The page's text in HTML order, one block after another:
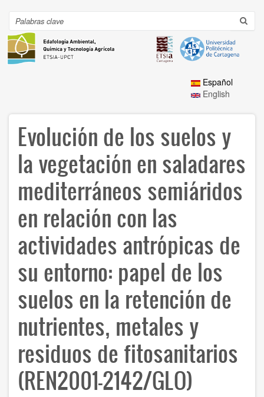
contenido
principal
Search
Español
English
Evolución de los suelos y
la vegetación en saladares
mediterráneos semiáridos
en relación con las
actividades antrópicas de
su entorno: papel de los
suelos en la retención de
nutrientes, metales y
residuos de fitosanitarios
(REN2001-2142/GLO)